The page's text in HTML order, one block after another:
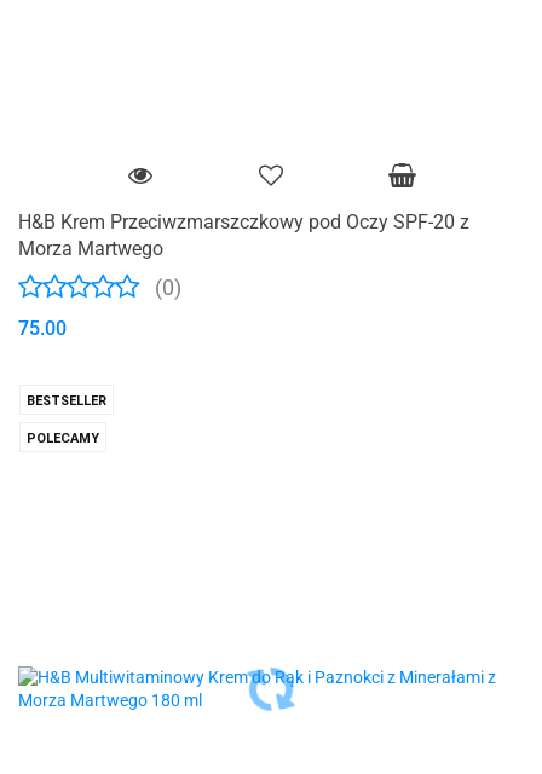
H&B Krem Przeciwzmarszczkowy pod Oczy SPF-20 z
Morza Martwego
(0)
75.00
BESTSELLER
POLECAMY